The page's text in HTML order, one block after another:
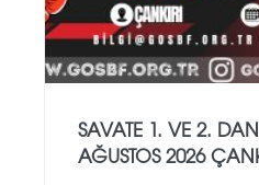
SAVATE 1. VE 2.
AĞUSTOS 2026